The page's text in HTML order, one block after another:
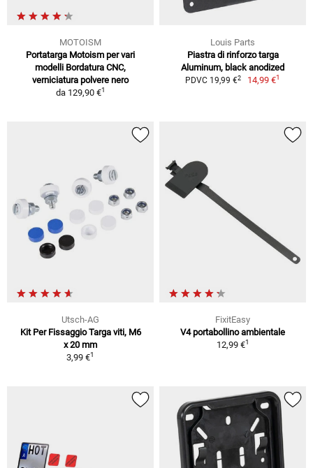
MOTOISM
Portatarga Motoism per vari
modelli Bordatura CNC,
verniciatura polvere nero
da 129,90 €1
Louis Parts
Piastra di rinforzo targa
Aluminum, black anodized
PDVC 19,99 €2 14,99 €1
Utsch-AG
Kit Per Fissaggio Targa viti, M6
x 20 mm
3,99 €1
FixitEasy
V4 portabollino ambientale
12,99 €1